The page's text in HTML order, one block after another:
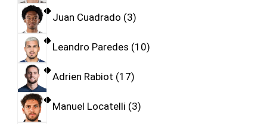
Juan Cuadrado 3
Leandro Paredes 10
Adrien Rabiot 17
Manuel Locatelli 3